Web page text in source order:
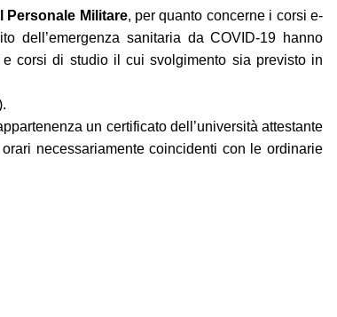
Personale Militare, per quanto concerne i corsi e-
dell’emergenza sanitaria da COVID-19 hanno
corsi di studio il cui svolgimento sia previsto in
un certificato dell’università attestante
necessariamente coincidenti con le ordinarie